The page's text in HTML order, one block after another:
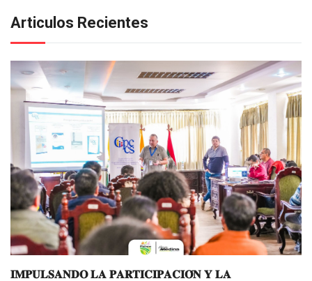
Articulos Recientes
𝐈𝐌𝐏𝐔𝐋𝐒𝐀𝐍𝐃𝐎 𝐋𝐀 𝐏𝐀𝐑𝐓𝐈𝐂𝐈𝐏𝐀𝐂𝐈𝐎́𝐍 𝐘 𝐋𝐀